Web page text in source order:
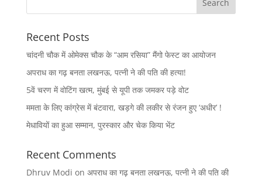
Recent Posts
चांदनी चौक में ओमेक्स चौक के “आम रसिया” मैंगो फेस्ट का आयोजन
अपराध का गढ़ बनता लखनऊ, पत्नी ने की पति की हत्या!
5वें चरण में वोटिंग खत्म, मुंबई से यूपी तक जमकर पड़े वोट
ममता के लिए कांग्रेस में बंटवारा, खड़गे की लकीर से रंजन हुए ‘अधीर’ !
मेधावियों का हुआ सम्मान, पुरस्कार और चेक किया भेंट
Recent Comments
Dhruv Modi on अपराध का गढ़ बनता लखनऊ, पत्नी ने की पति की